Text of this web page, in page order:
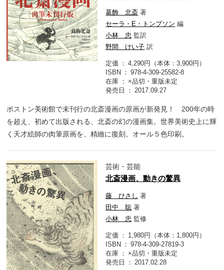
葛飾 北斎 著
セーラ・E・トンプソン 編
小林 忠 監訳
野間 けい子 訳
定価
4,290円（本体：3,900円）
ISBN
978-4-309-25582-8
在庫
×品切・重版未定
発売日
2017.09.27
ボストン美術館で未刊行の北斎漫画の原画が新発見！ 200年の時
を超え、初めて出版される、北斎の幻の漫画集。世界美術史上に輝
く天才絵師の肉筆原画を、精緻に復刻。オール５色印刷。
芸術・芸能
北斎漫画、動きの驚異
藤 ひさし 著
田中 聡 著
小林 忠 監修
定価
1,980円（本体：1,800円）
ISBN
978-4-309-27819-3
在庫
×品切・重版未定
発売日
2017.02.28